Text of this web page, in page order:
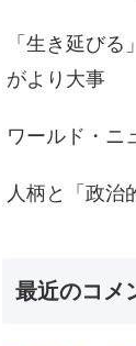
「生き延びる
がより大事
ワールド・ニ
人柄と「政治
最近のコメ